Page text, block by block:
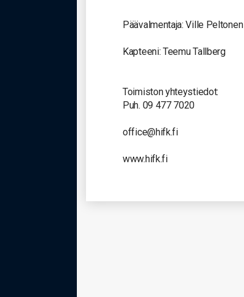
Päävalmentaja: Ville Peltonen
Kapteeni: Teemu Tallberg
Toimiston yhteystiedot:
Puh. 09 477 7020
office@hifk.fi
www.hifk.fi